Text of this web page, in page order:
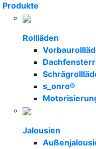
Produkte
Rollläden
s_onro®
Jalousien